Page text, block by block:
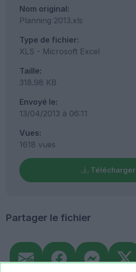
Nom original:
Planning 2013.xls
Type de fichier:
XLS - Microsoft Excel
Taille:
318.98 KB
Envoyé le:
13/04/2013 à 06:11
Vues:
1618 vues
Télécharger
Partager le fichier